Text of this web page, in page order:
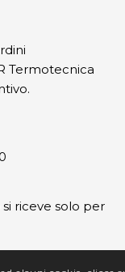
Termotecnica
riceve solo per